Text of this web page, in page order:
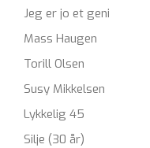
Jeg er jo et geni
Mass Haugen
Torill Olsen
Susy Mikkelsen
Lykkelig 45
Silje (30 år)